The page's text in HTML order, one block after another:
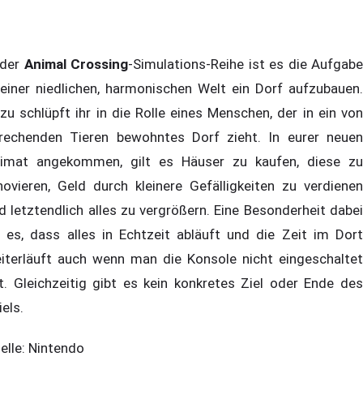
Animal Crossing-Simulations-Reihe ist es die Aufgabe
niedlichen, harmonischen Welt ein Dorf aufzubauen.
schlüpft ihr in die Rolle eines Menschen, der in ein von
Tieren bewohntes Dorf zieht. In eurer neuen
angekommen, gilt es Häuser zu kaufen, diese zu
Geld durch kleinere Gefälligkeiten zu verdienen
letztendlich alles zu vergrößern. Eine Besonderheit dabei
es, dass alles in Echtzeit abläuft und die Zeit im Dort
auch wenn man die Konsole nicht eingeschaltet
Gleichzeitig gibt es kein konkretes Ziel oder Ende des
Nintendo